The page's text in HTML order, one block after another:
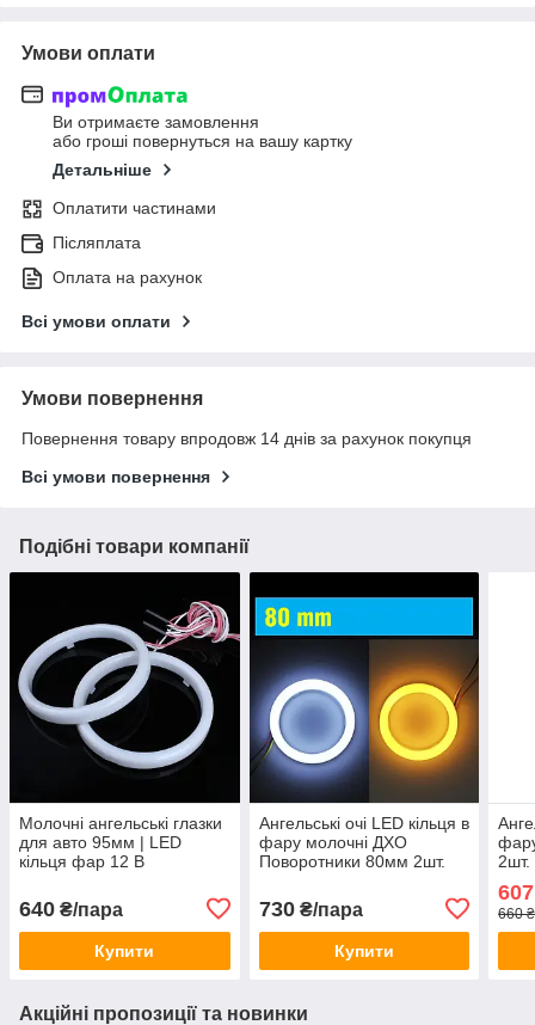
Умови оплати
Ви отримаєте замовлення
або гроші повернуться на вашу картку
Детальніше
Оплатити частинами
Післяплата
Оплата на рахунок
Всі умови оплати
Умови повернення
Повернення товару впродовж 14 днів за рахунок покупця
Всі умови повернення
Подібні товари компанії
Молочні ангельські глазки
для авто 95мм | LED
кільця фар 12 В
640 ₴/пара
Купити
Ангельські очі LED кільця в
фару молочні ДХО
Поворотники 80мм 2шт.
730₴/пара
Купити
2шт.
660
Акційні пропозиції та новинки